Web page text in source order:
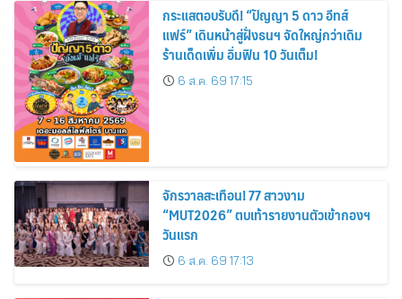
กระแสตอบรับดี! “ปัญญา 5 ดาว อีทส์
แฟร์” เดินหน้าสู่ฝั่งธนฯ จัดใหญ่กว่าเดิม
ร้านเด็ดเพิ่ม อิ่มฟิน 10 วันเต็ม!
6 ส.ค. 69 17:15
จักรวาลสะเทือน! 77 สาวงาม
“MUT2026” ตบเท้ารายงานตัวเข้ากองฯ
วันแรก
6 ส.ค. 69 17:13